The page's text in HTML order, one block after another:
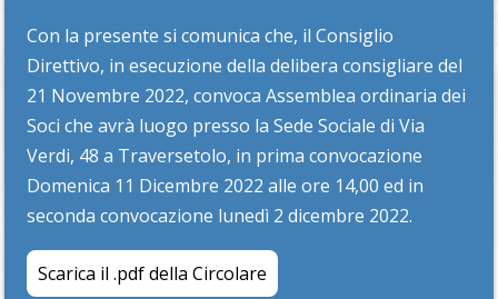
Con la presente si comunica che, il Consiglio
Direttivo, in esecuzione della delibera consigliare del
21 Novembre 2022, convoca Assemblea ordinaria dei
Soci che avrà luogo presso la Sede Sociale di Via
Verdi, 48 a Traversetolo, in prima convocazione
Domenica 11 Dicembre 2022 alle ore 14,00 ed in
seconda convocazione lunedì 2 dicembre 2022.
Scarica il .pdf della Circolare